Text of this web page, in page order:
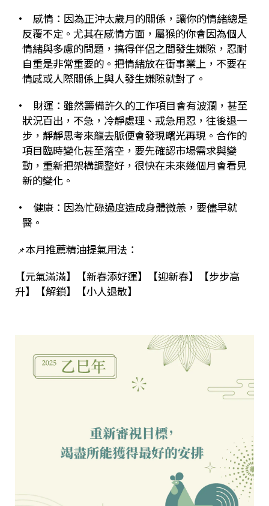
• 感情：因為正沖太歲月的關係，讓你的情緒總是
反覆不定。尤其在感情方面，屬猴的你會因為個人
情緒與多慮的問題，搞得伴侶之間發生嫌隙，忍耐
自重是非常重要的。把情緒放在衝事業上，不要在
情感或人際關係上與人發生嫌隙就對了。
• 財運：雖然籌備許久的工作項目會有波瀾，甚至
狀況百出，不急，冷靜處理、戒急用忍，往後退一
步，靜靜思考來龍去脈便會發現曙光再現。合作的
項目臨時變化甚至落空，要先確認市場需求與變
動，重新把架構調整好，很快在未來幾個月會看見
新的變化。
• 健康：因為忙碌過度造成身體微恙，要儘早就
醫。
📌本月推薦精油提氣用法：
【元氣滿滿】【新春添好運】【迎新春】【步步高
升】【解鎖】【小人退散】